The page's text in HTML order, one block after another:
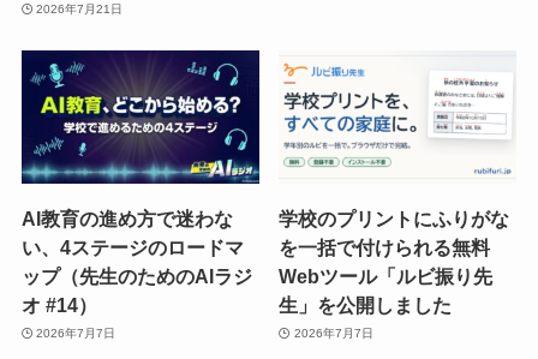
2026年7月21日
AI教育の進め方で迷わな
い、4ステージのロードマ
ップ（先生のためのAIラジ
オ #14）
2026年7月7日
学校のプリントにふりがな
を一括で付けられる無料
Webツール「ルビ振り先
生」を公開しました
2026年7月7日